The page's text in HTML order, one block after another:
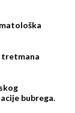
tretmana
bubrega.